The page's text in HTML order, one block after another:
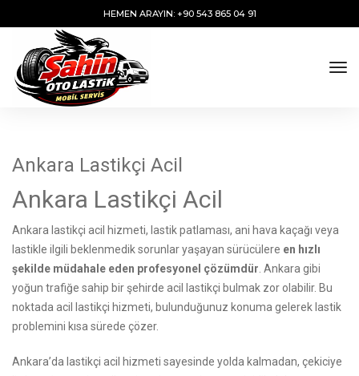
HEMEN ARAYIN: +90 543 865 04 91
Ankara Lastikçi Acil
Ankara Lastikçi Acil
Ankara lastikçi acil hizmeti, lastik patlaması, ani hava kaçağı veya
lastikle ilgili beklenmedik sorunlar yaşayan sürücülere en hızlı
şekilde müdahale eden profesyonel çözümdür . Ankara gibi
yoğun trafiğe sahip bir şehirde acil lastikçi bulmak zor olabilir. Bu
noktada acil lastikçi hizmeti, bulunduğunuz konuma gelerek lastik
problemini kısa sürede çözer.
Ankara’da lastikçi acil hizmeti sayesinde yolda kalmadan, çekiciye